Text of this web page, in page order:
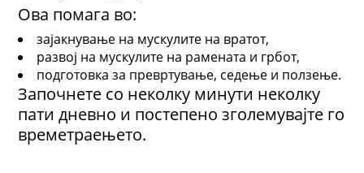
Ова помага во:
зајакнување на мускулите на вратот,
развој на мускулите на рамената и грбот,
подготовка за превртување, седење и ползење.
Започнете со неколку минути неколку
пати дневно и постепено зголемувајте го
времетраењето.